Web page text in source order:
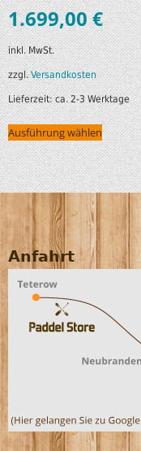
1.699,00€
inkl. MwSt.
zzgl.Versandkosten
Lieferzeit:ca. 2-3 Werktage
Ausführung wählen
Anfahrt